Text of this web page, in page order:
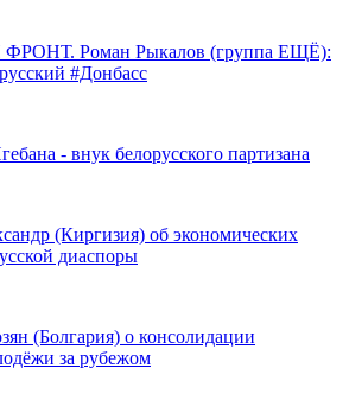
Роман Рыкалов (группа ЕЩЁ):
#Донбасс
- внук белорусского партизана
(Киргизия) об экономических
диаспоры
(Болгария) о консолидации
за рубежом